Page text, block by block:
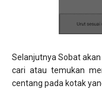
Selanjutnya Sobat
cari atau temukan
centang pada kotak